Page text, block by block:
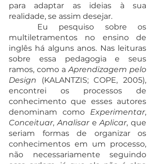
para adaptar as ideias à sua
realidade, se assim desejar.
multiletramentos no ensino de
inglês há alguns anos. Nas leituras
sobre essa pedagogia e seus
ramos, como a Aprendizagem pelo
Design (KALANTZIS; COPE, 2005),
encontrei os processos de
conhecimento que esses autores
denominam como Experimentar
Conceituar, Analisar e Aplicar, que
seriam formas de organizar os
conhecimentos em um processo,
não necessariamente seguindo